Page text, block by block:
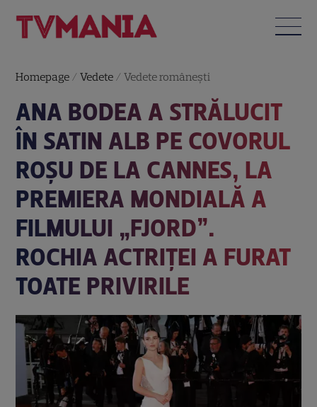
Homepage /Vedete /Vedete româneşti
ANA BODEA A STRĂLUCIT
ÎN SATIN ALB PE COVORUL
ROȘU DE LA CANNES, LA
PREMIERA MONDIALĂ A
FILMULUI „FJORD”.
ROCHIA ACTRIȚEI A FURAT
TOATE PRIVIRILE